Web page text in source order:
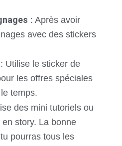
: Après avoir
avec des stickers
: Utilise le sticker de
les offres spéciales
temps.
des mini tutoriels ou
story. La bonne
pourras tous les